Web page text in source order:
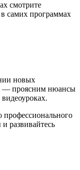
смотрите
самих программах
новых
— проясним нюансы
профессионального
развивайтесь